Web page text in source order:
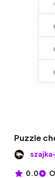
Puzzle
0.0